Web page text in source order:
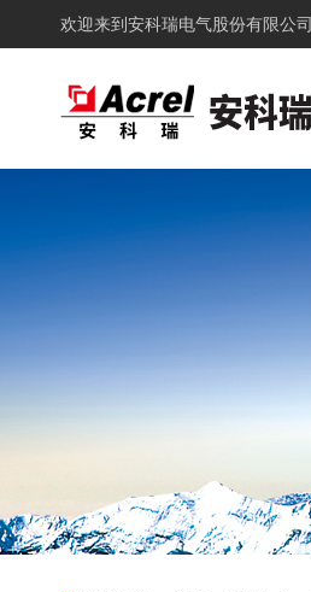
欢迎来到 安科瑞电气股份有限公司